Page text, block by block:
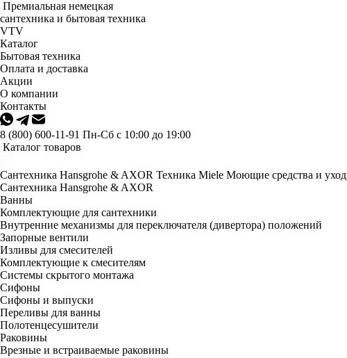
Премиальная немецкая
сантехника и бытовая техника
VTV
Каталог
Бытовая техника
Оплата и доставка
Акции
О компании
Контакты
8 (800) 600-11-91 Пн-Сб с 10:00 до 19:00
Каталог товаров
Сантехника Hansgrohe & AXOR Техника Miele Моющие средства и уход
Сантехника Hansgrohe & AXOR
Ванны
Комплектующие для сантехники
Внутренние механизмы для переключателя (дивертора) положений
Запорные вентили
Изливы для смесителей
Комплектующие к смесителям
Системы скрытого монтажа
Сифоны
Сифоны и выпуски
Переливы для ванны
Полотенцесушители
Раковины
Врезные и встраиваемые раковины